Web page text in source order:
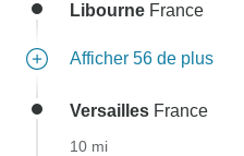
Libourne France
Afficher 56 de plus
Versailles France
10 mi